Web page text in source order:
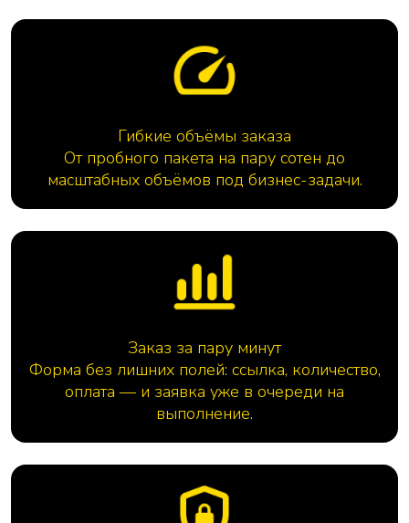
Гибкие объёмы заказа
От пробного пакета на пару сотен до
масштабных объёмов под бизнес-задачи.
Заказ за пару минут
Форма без лишних полей: ссылка, количество,
оплата — и заявка уже в очереди на
выполнение.